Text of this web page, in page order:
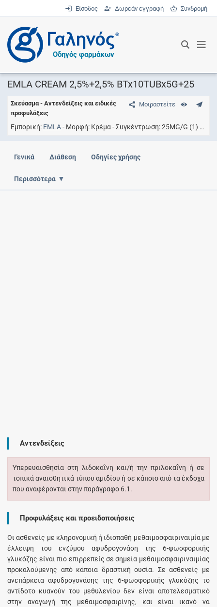
Είσοδος Δωρεάν εγγραφή Συνδρομή
®
Οδηγός φαρμάκων
EMLA CREAM 2,5%+2,5% BTx10TUBx5G+25
Μοιραστείτε
Σκεύασμα - Αντενδείξεις και ειδικές
προφυλάξεις
Εμπορική EMLA Μορφή Κρέμα Συγκέντρωση 25MG/G (1) + 25MG/G (2)
Γενικά Διάθεση Οδηγίες χρήσης
Περισσότερα
Αντενδείξεις
Υπερευαισθησία στη λιδοκαΐνη και/ή την πριλοκαΐνη ή σε
τοπικά αναισθητικά τύπου αμιδίου ή σε κάποιο από τα έκδοχα
που αναφέρονται στην παράγραφο 6.1.
Προφυλάξεις και προειδοποιήσεις
Οι ασθενείς με κληρονομική ή ιδιοπαθή μεθαιμοσφαιριναιμία με
έλλειψη του ενζύμου αφυδρογονάση της 6-φωσφορικής
γλυκόζης είναι πιο επιρρεπείς σε σημεία μεθαιμοσφαιριναιμίας
προκαλούμενης από κάποια δραστική ουσία. Σε ασθενείς με
ανεπάρκεια αφυδρογονάσης της 6-φωσφορικής γλυκόζης το
αντίδοτο κυανούν του μεθυλενίου δεν είναι αποτελεσματικό
στην αναγωγή της μεθαιμοσφαιρίνης, και είναι ικανό να